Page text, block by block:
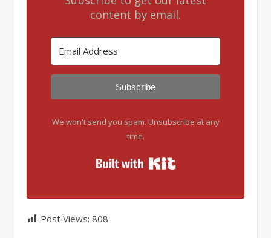
content by email.
Subscribe
We won't send you spam. Unsubscribe at any
time.
Post Views: 808